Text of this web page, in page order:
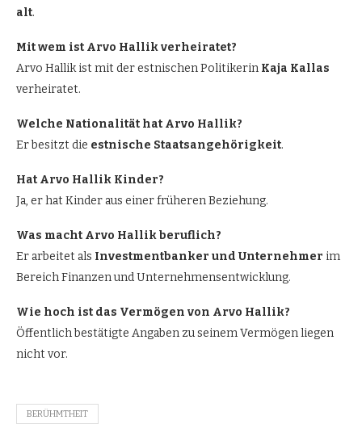
alt.
Mit wem ist Arvo Hallik verheiratet?
Arvo Hallik ist mit der estnischen Politikerin Kaja Kallas
verheiratet.
Welche Nationalität hat Arvo Hallik?
Er besitzt die estnische Staatsangehörigkeit.
Hat Arvo Hallik Kinder?
Ja, er hat Kinder aus einer früheren Beziehung.
Was macht Arvo Hallik beruflich?
Er arbeitet als Investmentbanker und Unternehmer im
Bereich Finanzen und Unternehmensentwicklung.
Wie hoch ist das Vermögen von Arvo Hallik?
Öffentlich bestätigte Angaben zu seinem Vermögen liegen
nicht vor.
BERÜHMTHEIT